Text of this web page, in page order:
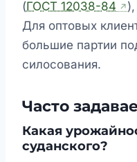
(ГОСТ 12038-84
Для оптовых
большие партии
силосования.
Часто
Какая
суданского?